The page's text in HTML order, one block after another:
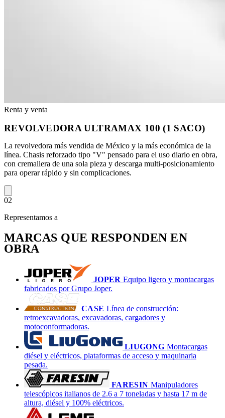
Renta y venta
REVOLVEDORA ULTRAMAX 100 (1 SACO)
La revolvedora más vendida de México y la más económica de la
línea. Chasis reforzado tipo "V" pensado para el uso diario en obra,
con cremallera de una sola pieza y descarga multi-posicionamiento
para operar rápido y sin complicaciones.
02
Representamos a
MARCAS QUE RESPONDEN EN
OBRA
JOPER Equipo ligero y montacargas
fabricados por Grupo Joper.
CASE Línea de construcción:
retroexcavadoras, excavadoras, cargadores y
motoconformadoras.
LIUGONG Montacargas
diésel y eléctricos, plataformas de acceso y maquinaria
pesada.
FARESIN Manipuladores
telescópicos italianos de 2.6 a 7 toneladas y hasta 17 m de
altura, diésel y 100% eléctricos.